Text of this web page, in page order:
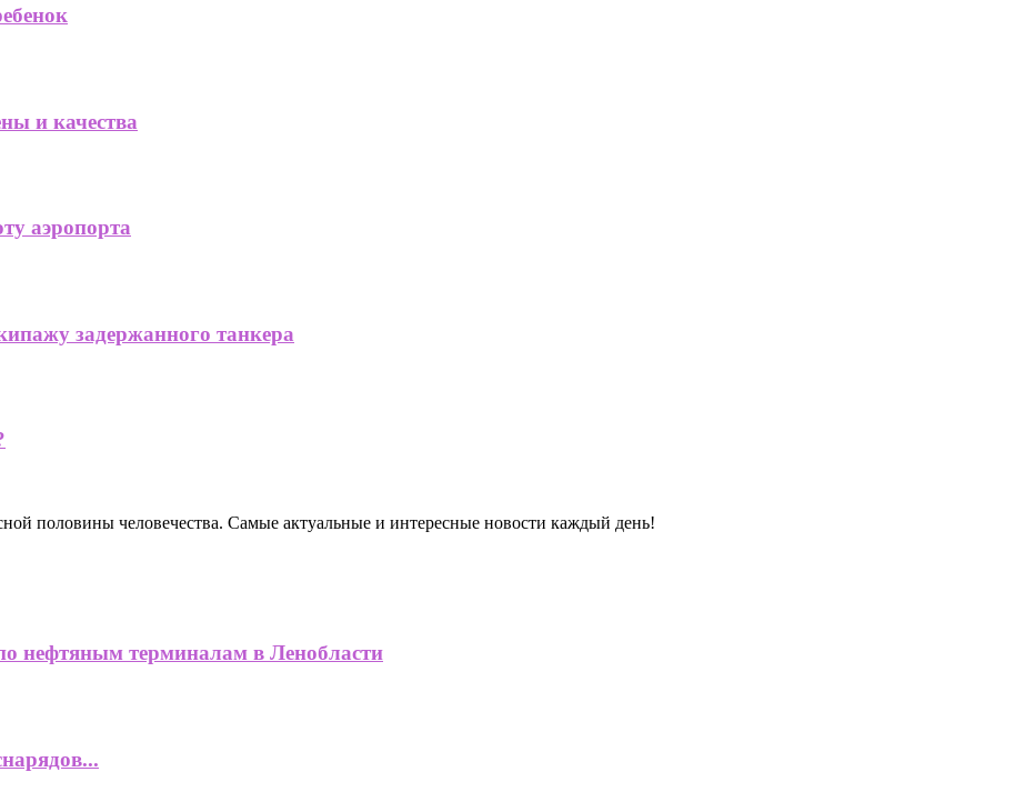
и качества
аэропорта
задержанного танкера
половины человечества. Самые актуальные и интересные новости каждый день!
нефтяным терминалам в Ленобласти